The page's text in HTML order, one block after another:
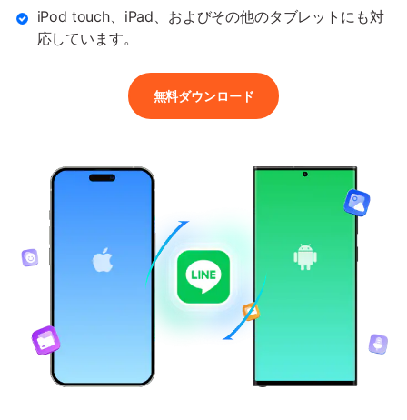
iPod touch、iPad、およびその他のタブレットにも対
応しています。
無料ダウンロード